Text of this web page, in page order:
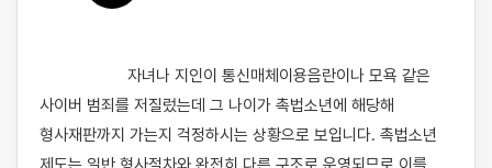
사이버 범죄를 저질렀는데 그 나이가 촉법소년에 해당해
형사재판까지 가는지 걱정하시는 상황으로 보입니다. 촉법소년